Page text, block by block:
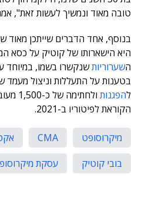
טובה מאוד ונמשיך לעשות זאת",
בנוסף, אחד הדברים שייתכן
היא הישארותו של קוטיק על כסא
השערוריותשנקשרו בשמו, במיוחד
בטענות על התעללות וניצול מעמד
להפגנות
הקוראת לפיטוריו ב-2021.
מיקרוסופט CMA
בובי קוטיק
עסקת